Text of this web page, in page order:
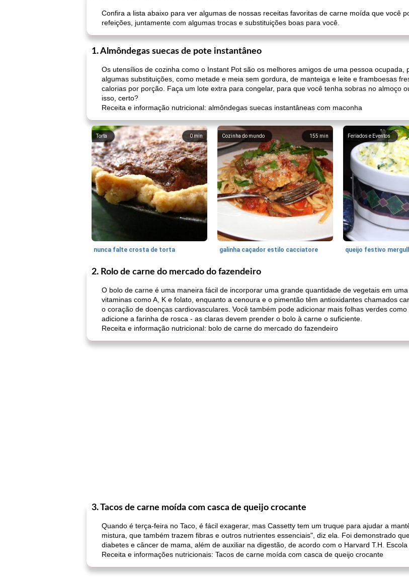
Confira a lista abaixo para ver algumas de nossas receitas favoritas de carne moída que você
refeições, juntamente com algumas trocas e substituições boas para você.
1. Almôndegas suecas de pote instantâneo
Os utensílios de cozinha como o Instant Pot são os melhores amigos de uma pessoa
algumas substituições, como metade e meia sem gordura, de manteiga e leite e framboesas
calorias por porção. Faça um lote extra para congelar, para que você tenha sobras no almoço
isso, certo?
Receita e informação nutricional: almôndegas suecas instantâneas com maconha
0min
Torta
nunca falte crosta de torta
155 min
Cozinha do mundo
galinha caçador estilo cacciatore
Feriados e Eventos
queijo festivo
2. Rolo de carne do mercado do fazendeiro
O bolo de carne é uma maneira fácil de incorporar uma grande quantidade de vegetais em
vitaminas como A, K e folato, enquanto a cenoura e o pimentão têm antioxidantes chamados
o coração de doenças cardiovasculares. Você também pode adicionar mais folhas verdes
adicione a farinha de rosca - as claras devem prender o bolo à carne o suficiente.
Receita e informação nutricional: bolo de carne do mercado do fazendeiro
3. Tacos de carne moída com casca de queijo crocante
Quando é terça-feira no Taco, é fácil exagerar, mas Cassetty tem um truque para ajudar a
mistura, que também trazem fibras e outros nutrientes essenciais", diz ela. Foi demonstrado
diabetes e câncer de mama, além de auxiliar na digestão, de acordo com o Harvard T.H. Escola
Receita e informações nutricionais: Tacos de carne moída com casca de queijo crocante